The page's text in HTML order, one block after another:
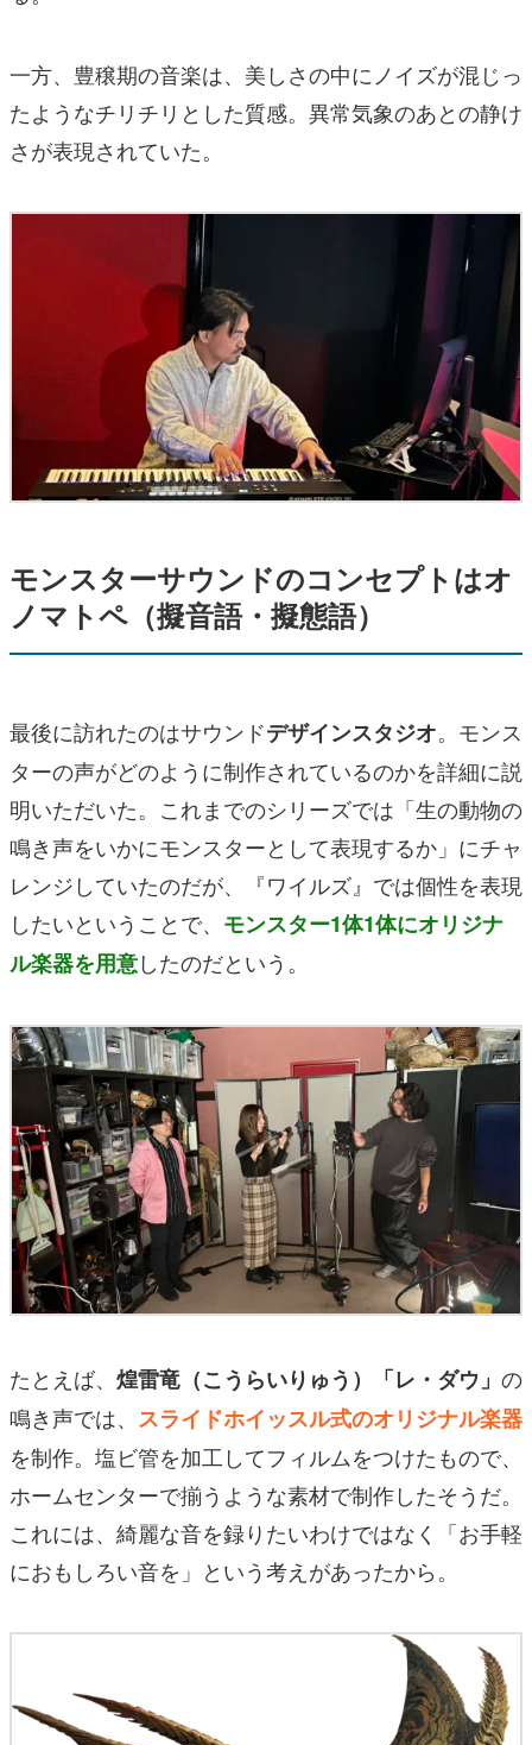
一方、豊穣期の音楽は、美しさの中にノイズが混じっ
たようなチリチリとした質感。異常気象のあとの静け
さが表現されていた。
モンスターサウンドのコンセプトはオ
ノマトペ（擬音語・擬態語）
最後に訪れたのはサウンドデザインスタジオ。モンス
ターの声がどのように制作されているのかを詳細に説
明いただいた。これまでのシリーズでは「生の動物の
鳴き声をいかにモンスターとして表現するか」にチャ
レンジしていたのだが、『ワイルズ』では個性を表現
したいということで、 モンスター1体1体にオリジナ
ル楽器を用意したのだという。
たとえば、 煌雷竜（こうらいりゅう）「レ・ダウ」 の
鳴き声では、 スライドホイッスル式のオリジナル楽器
を制作。塩ビ管を加工してフィルムをつけたもので、
ホームセンターで揃うような素材で制作したそうだ。
これには、綺麗な音を録りたいわけではなく「お手軽
におもしろい音を」という考えがあったから。